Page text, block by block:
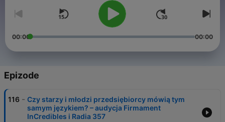
00:00 00:00
Epizode
116 - Czy starzy i młodzi przedsiębiorcy mówią tym
samym językiem? – audycja Firmament
InCredibles i Radia 357